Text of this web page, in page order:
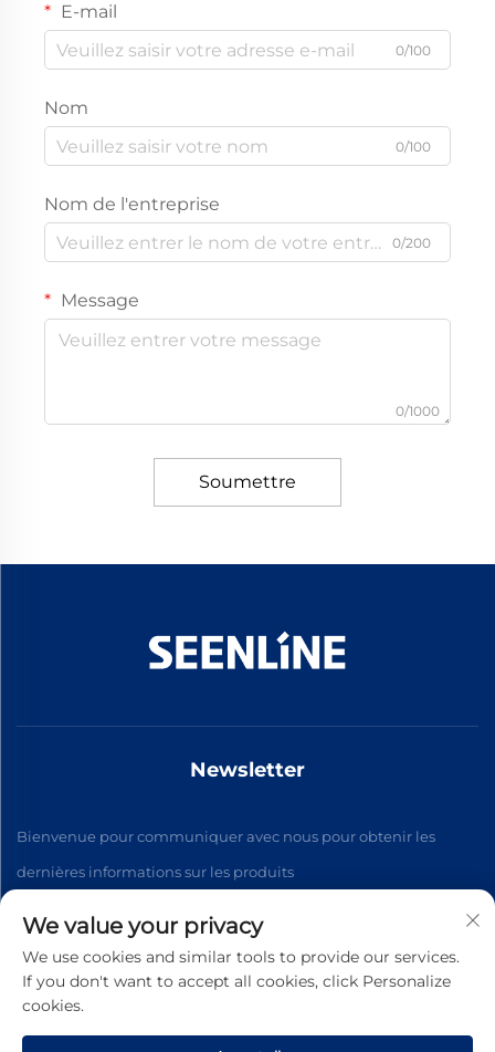
E-mail
0/100
Nom
0/100
Nom de l'entreprise
0/200
Message
0/1000
Soumettre
Newsletter
Bienvenue pour communiquer avec nous pour obtenir les
dernières informations sur les produits
S'abonner
We value your privacy
We use cookies and similar tools to provide our services.
If you don't want to accept all cookies, click Personalize
cookies.